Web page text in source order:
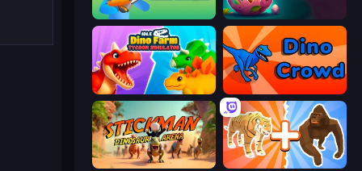
Dino Defense Dino Domination
Idle Dino Farm Tycoon Simulator 3D Dino Crowd
Stickman: Dinosaur Arena Animal DNA Run